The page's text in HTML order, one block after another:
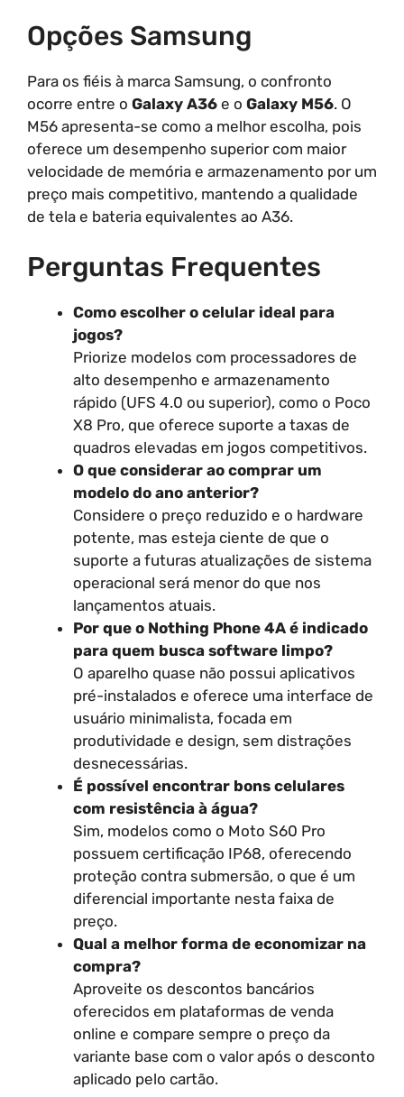
Opções Samsung
Para os fiéis à marca Samsung, o confronto
ocorre entre o Galaxy A36 e o Galaxy M56. O
M56 apresenta-se como a melhor escolha, pois
oferece um desempenho superior com maior
velocidade de memória e armazenamento por um
preço mais competitivo, mantendo a qualidade
de tela e bateria equivalentes ao A36.
Perguntas Frequentes
Como escolher o celular ideal para
jogos?
Priorize modelos com processadores de
alto desempenho e armazenamento
rápido (UFS 4.0 ou superior), como o Poco
X8 Pro, que oferece suporte a taxas de
quadros elevadas em jogos competitivos.
O que considerar ao comprar um
modelo do ano anterior?
Considere o preço reduzido e o hardware
potente, mas esteja ciente de que o
suporte a futuras atualizações de sistema
operacional será menor do que nos
lançamentos atuais.
Por que o Nothing Phone 4A é indicado
para quem busca software limpo?
O aparelho quase não possui aplicativos
pré-instalados e oferece uma interface de
usuário minimalista, focada em
produtividade e design, sem distrações
desnecessárias.
É possível encontrar bons celulares
com resistência à água?
Sim, modelos como o Moto S60 Pro
possuem certificação IP68, oferecendo
proteção contra submersão, o que é um
diferencial importante nesta faixa de
preço.
Qual a melhor forma de economizar na
compra?
Aproveite os descontos bancários
oferecidos em plataformas de venda
online e compare sempre o preço da
variante base com o valor após o desconto
aplicado pelo cartão.